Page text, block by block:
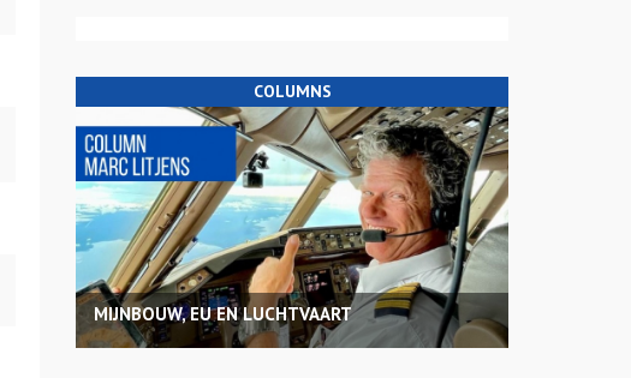
COLUMNS
MIJNBOUW, EU EN LUCHTVAART